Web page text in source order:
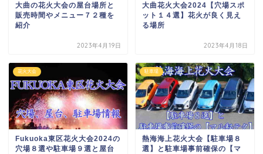
大曲の花火大会の屋台場所と
販売時間やメニュー７２種を
紹介
2023年4月19日
大曲花火大会2024【穴場スポ
ット１４選】花火が良く見え
る場所
2023年4月18日
花火大会
Fukuoka東区花火大会2024の
穴場８選や駐車場９選と屋台
駐車場
熱海海上花火大会【駐車場８
選】と駐車場事前確保の【マ